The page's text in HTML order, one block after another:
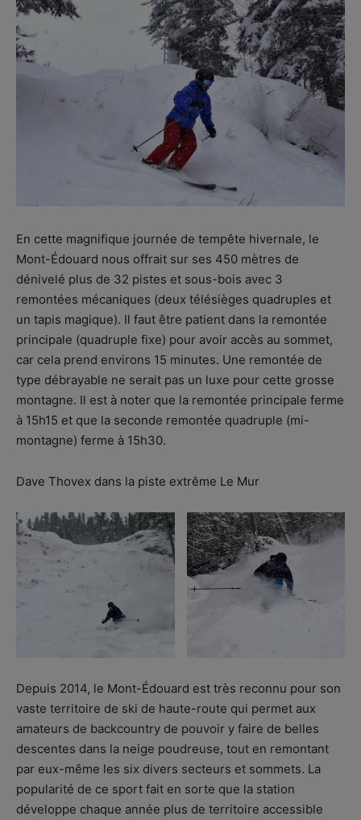
En cette magnifique journée de tempête hivernale, le
Mont-Édouard nous offrait sur ses 450 mètres de
dénivelé plus de 32 pistes et sous-bois avec 3
remontées mécaniques (deux télésièges quadruples et
un tapis magique). Il faut être patient dans la remontée
principale (quadruple fixe) pour avoir accès au sommet,
car cela prend environs 15 minutes. Une remontée de
type débrayable ne serait pas un luxe pour cette grosse
montagne. Il est à noter que la remontée principale ferme
à 15h15 et que la seconde remontée quadruple (mi-
montagne) ferme à 15h30.
Dave Thovex dans la piste extrême Le Mur
Depuis 2014, le Mont-Édouard est très reconnu pour son
vaste territoire de ski de haute-route qui permet aux
amateurs de backcountry de pouvoir y faire de belles
descentes dans la neige poudreuse, tout en remontant
par eux-même les six divers secteurs et sommets. La
popularité de ce sport fait en sorte que la station
développe chaque année plus de territoire accessible